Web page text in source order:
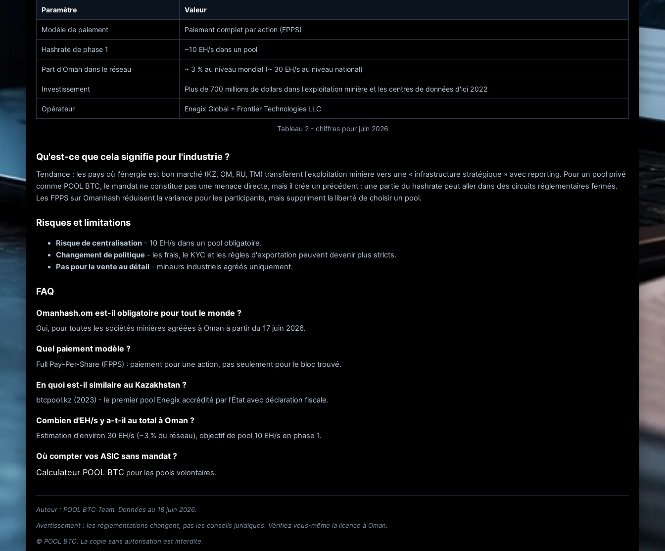
Tableau 2 - chiffres pour juin 2026
Paramètre Valeur
Modèle de paiement Paiement complet par action (FPPS)
Hashrate de phase 1 ~10 EH/s dans un pool
Part d'Oman dans le réseau ~ 3 % au niveau mondial (~ 30 EH/s au niveau national)
Investissement Plus de 700 millions de dollars dans l'exploitation minière et les centres de données d'ici 2022
Opérateur Enegix Global + Frontier Technologies LLC
Qu'est-ce que cela signifie pour l'industrie ?
Tendance : les pays où l'énergie est bon marché (KZ, OM, RU, TM) transfèrent l'exploitation minière vers une « infrastructure stratégique » avec reporting. Pour un pool privé
comme POOL BTC, le mandat ne constitue pas une menace directe, mais il crée un précédent : une partie du hashrate peut aller dans des circuits réglementaires fermés.
Les FPPS sur Omanhash réduisent la variance pour les participants, mais suppriment la liberté de choisir un pool.
Risques et limitations
Risque de centralisation - 10 EH/s dans un pool obligatoire.
Changement de politique - les frais, le KYC et les règles d'exportation peuvent devenir plus stricts.
Pas pour la vente au détail - mineurs industriels agréés uniquement.
FAQ
Omanhash.om est-il obligatoire pour tout le monde ?
Oui, pour toutes les sociétés minières agréées à Oman à partir du 17 juin 2026.
Quel paiement modèle ?
Full Pay-Per-Share (FPPS) : paiement pour une action, pas seulement pour le bloc trouvé.
En quoi est-il similaire au Kazakhstan ?
btcpool.kz (2023) - le premier pool Enegix accrédité par l'État avec déclaration fiscale.
Combien d'EH/s y a-t-il au total à Oman ?
Estimation d'environ 30 EH/s (~3 % du réseau), objectif de pool 10 EH/s en phase 1.
Où compter vos ASIC sans mandat ?
Calculateur POOL BTC pour les pools volontaires.
Auteur : POOL BTC Team. Données au 18 juin 2026.
Avertissement : les réglementations changent, pas les conseils juridiques. Vérifiez vous-même la licence à Oman.
© POOL BTC. La copie sans autorisation est interdite.